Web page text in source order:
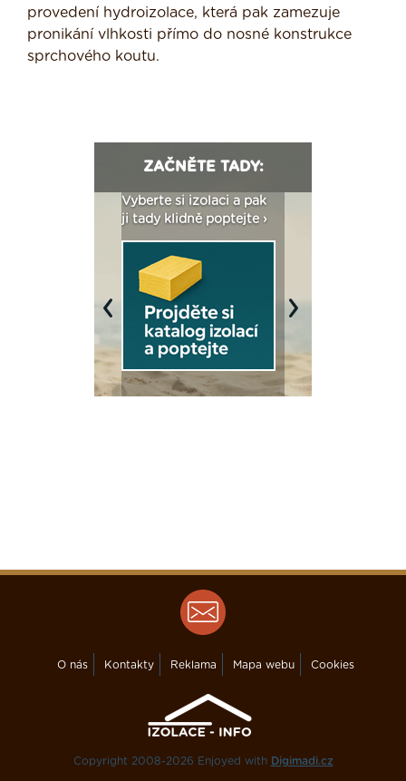
provedení hydroizolace, která pak zamezuje
pronikání vlhkosti přímo do nosné konstrukce
sprchového koutu.
ZAČNĚTE TADY:
Vyberte si izolaci a pak
ji tady klidně poptejte ›
Previous Next
O nás Kontakty Reklama Mapa webu Cookies
Copyright 2008-2026 Enjoyed with Digimadi.cz